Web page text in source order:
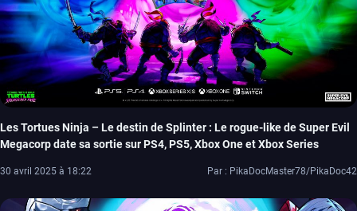
Les Tortues Ninja – Le destin de Splinter : Le rogue-like de Super Evil
Megacorp date sa sortie sur PS4, PS5, Xbox One et Xbox Series
30 avril 2025 à 18:22 Par : PikaDocMaster78/PikaDoc42